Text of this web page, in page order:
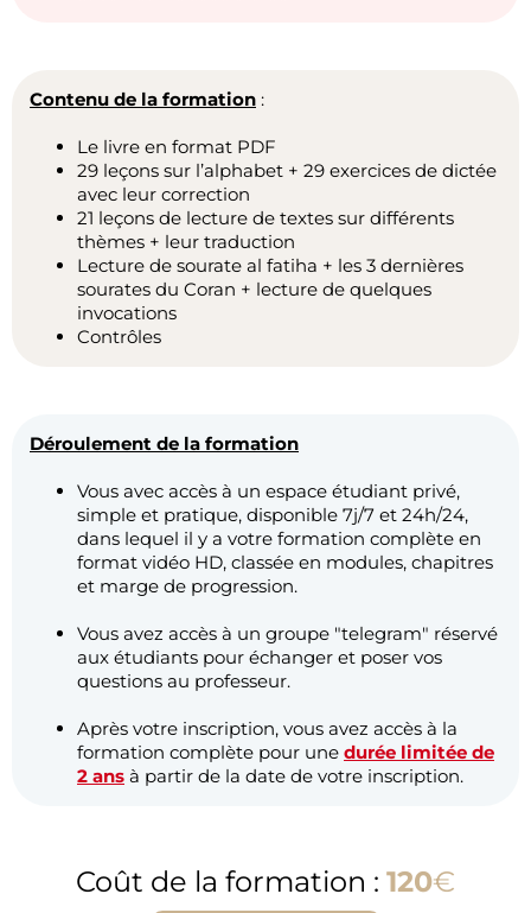
Contenu de la formation :
Le livre en format PDF
29 leçons sur l’alphabet + 29 exercices de dictée
avec leur correction
21 leçons de lecture de textes sur différents
thèmes + leur traduction
Lecture de sourate al fatiha + les 3 dernières
sourates du Coran + lecture de quelques
invocations
Contrôles
Déroulement de la formation
Vous avec accès à un espace étudiant privé,
simple et pratique, disponible 7j/7 et 24h/24,
dans lequel il y a votre formation complète en
format vidéo HD, classée en modules, chapitres
et marge de progression.
Vous avez accès à un groupe "telegram" réservé
aux étudiants pour échanger et poser vos
questions au professeur.
Après votre inscription, vous avez accès à la
formation complète pour une durée limitée de
2 ans à partir de la date de votre inscription.
Coût de la formation : 120€